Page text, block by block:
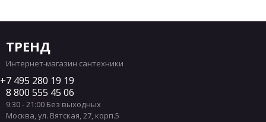
ТРЕНД
Интернет-магазин сантехники
7 495 280 19 19
8 800 555 45 06
9:30 - 21:00 Без выходных
Москва,ул. Вятская, 27, корп.5